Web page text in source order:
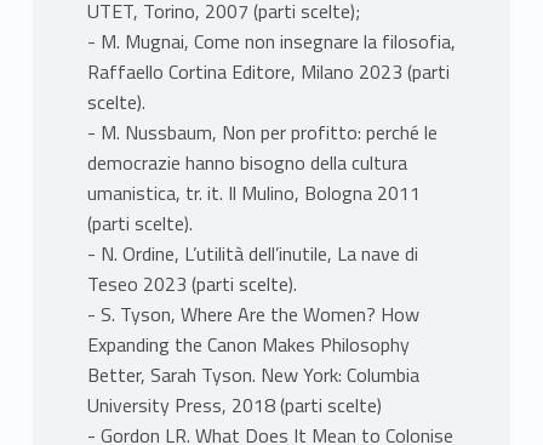
UTET, Torino, 2007 (parti scelte);
- M. Mugnai, Come non insegnare la filosofia,
Raffaello Cortina Editore, Milano 2023 (parti
scelte).
- M. Nussbaum, Non per profitto: perché le
democrazie hanno bisogno della cultura
umanistica, tr. it. Il Mulino, Bologna 2011
(parti scelte).
- N. Ordine, L’utilità dell’inutile, La nave di
Teseo 2023 (parti scelte).
- S. Tyson, Where Are the Women? How
Expanding the Canon Makes Philosophy
Better, Sarah Tyson. New York: Columbia
University Press, 2018 (parti scelte)
- Gordon LR. What Does It Mean to Colonise